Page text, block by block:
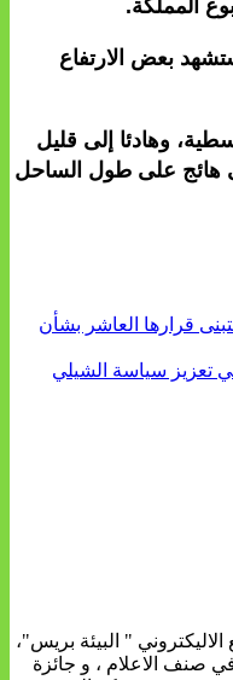
بعض الارتفاع
وهادئا إلى قليل
هائج على طول الساحل
قرارها العاشر بشأن
تعزيز سياسة الشيلي
" البيئة بريس"،
صنف الاعلام ، و جائزة